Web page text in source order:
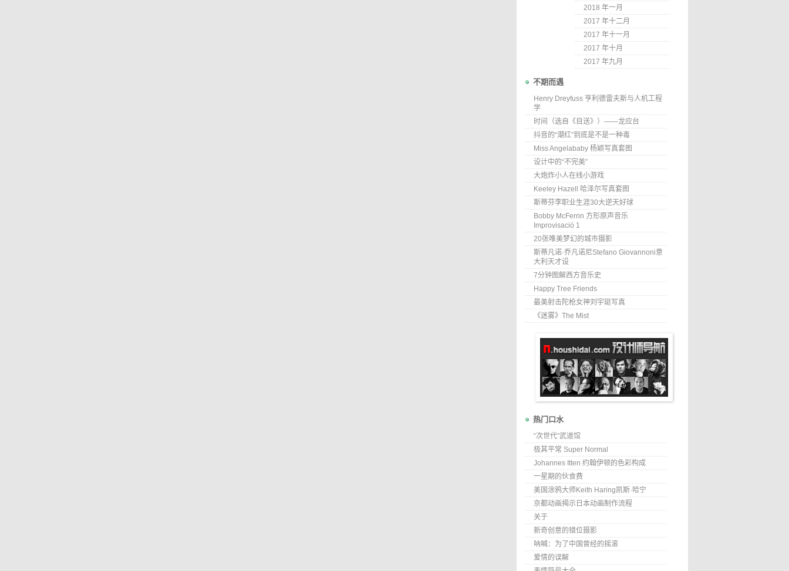
2018 年一月
2017 年十二月
2017 年十一月
2017 年十月
2017 年九月
不期而遇
Henry Dreyfuss 亨利德雷夫斯与人机工程
学
时间（选自《目送》）——龙应台
抖音的“潮红”到底是不是一种毒
Miss Angelababy 杨颖写真套图
设计中的“不完美”
大炮炸小人在线小游戏
Keeley Hazell 哈泽尔写真套图
斯蒂芬李职业生涯30大逆天好球
Bobby McFerrin 方形原声音乐
Improvisació 1
20张唯美梦幻的城市摄影
斯蒂凡诺·乔凡诺尼Stefano Giovannoni意
大利天才设
7分钟图解西方音乐史
Happy Tree Friends
最美射击陀枪女神刘宇珽写真
《迷雾》The Mist
热门口水
“次世代”武道馆
极其平常 Super Normal
Johannes Itten 约翰伊顿的色彩构成
一星期的伙食费
美国涂鸦大师Keith Haring凯斯·哈宁
京都动画揭示日本动画制作流程
关于
新奇创意的错位摄影
呐喊：为了中国曾经的摇滚
爱情的误解